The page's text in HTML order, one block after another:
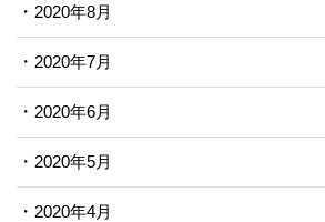
2020年8月
2020年7月
2020年6月
2020年5月
2020年4月